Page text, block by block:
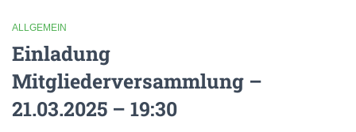
ALLGEMEIN
Einladung
Mitgliederversammlung –
21.03.2025 – 19:30